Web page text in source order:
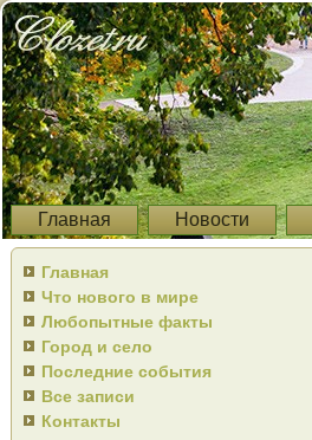
Главная Новости
Главная
Что нового в мире
Любопытные факты
Город и село
Последние события
Все записи
Контакты